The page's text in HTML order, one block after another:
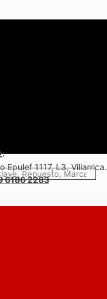
Epulef 1117, L3, Villarrica.
6186 2283